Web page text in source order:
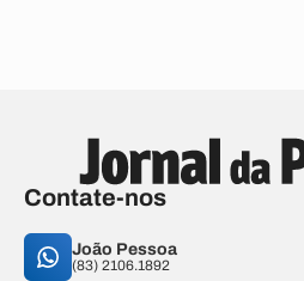
Contate-nos
João Pessoa
(83) 2106.1892